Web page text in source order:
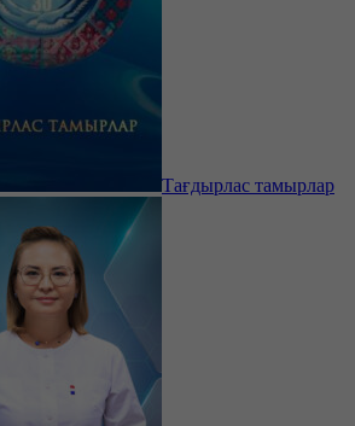
Тағдырлас тамырлар